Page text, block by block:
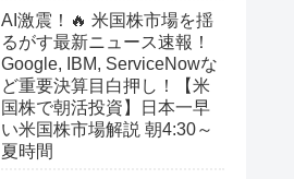
AI激震！🔥 米国株市場を揺
るがす最新ニュース速報！
Google, IBM, ServiceNowな
ど重要決算目白押し！【米
国株で朝活投資】日本一早
い米国株市場解説 朝4:30～
夏時間